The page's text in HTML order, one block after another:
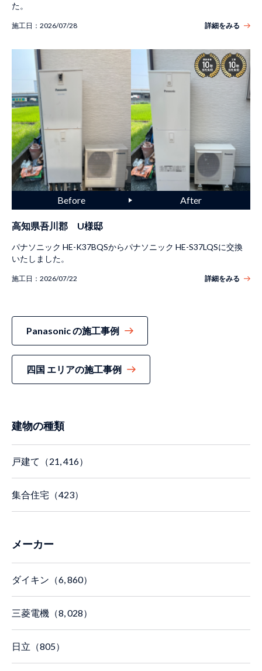
た。
施工日： 2026/07/28 詳細をみる
高知県吾川郡 U様邸
パナソニック HE-K37BQSからパナソニック HE-S37LQSに交換
いたしました。
施工日： 2026/07/22 詳細をみる
Panasonic の施工事例
四国 エリアの施工事例
建物の種類
戸建て（21, 416）
集合住宅（423）
メーカー
ダイキン（6, 860）
三菱電機（8, 028）
日立（805）